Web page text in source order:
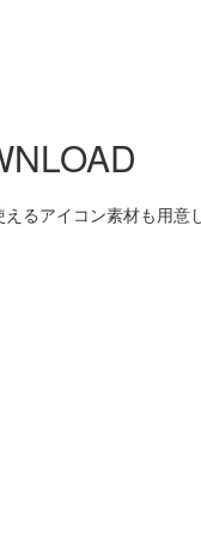
るアイコン素材も用意